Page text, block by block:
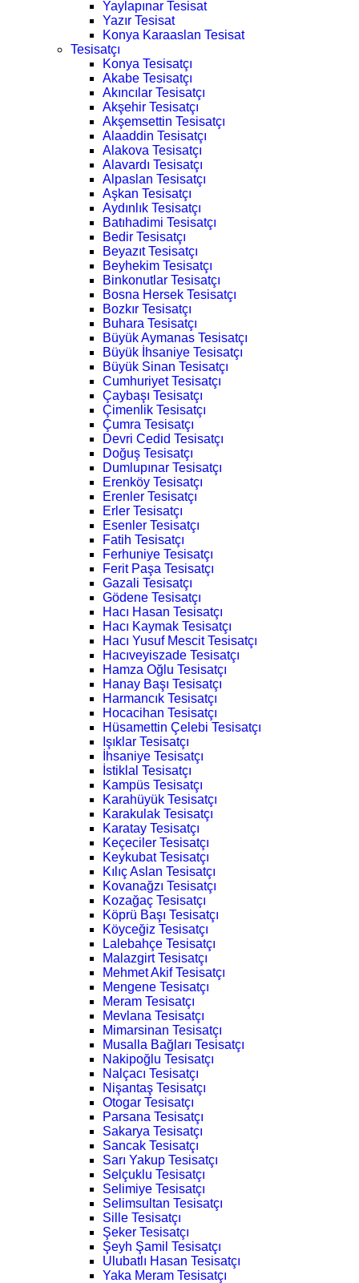
Yaylapınar Tesisat
Yazır Tesisat
Konya Karaaslan Tesisat
Tesisatçı
Konya Tesisatçı
Akabe Tesisatçı
Akıncılar Tesisatçı
Akşehir Tesisatçı
Akşemsettin Tesisatçı
Alaaddin Tesisatçı
Alakova Tesisatçı
Alavardı Tesisatçı
Alpaslan Tesisatçı
Aşkan Tesisatçı
Aydınlık Tesisatçı
Batıhadimi Tesisatçı
Bedir Tesisatçı
Beyazıt Tesisatçı
Beyhekim Tesisatçı
Binkonutlar Tesisatçı
Bosna Hersek Tesisatçı
Bozkır Tesisatçı
Buhara Tesisatçı
Büyük Aymanas Tesisatçı
Büyük İhsaniye Tesisatçı
Büyük Sinan Tesisatçı
Cumhuriyet Tesisatçı
Çaybaşı Tesisatçı
Çimenlik Tesisatçı
Çumra Tesisatçı
Devri Cedid Tesisatçı
Doğuş Tesisatçı
Dumlupınar Tesisatçı
Erenköy Tesisatçı
Erenler Tesisatçı
Erler Tesisatçı
Esenler Tesisatçı
Fatih Tesisatçı
Ferhuniye Tesisatçı
Ferit Paşa Tesisatçı
Gazali Tesisatçı
Gödene Tesisatçı
Hacı Hasan Tesisatçı
Hacı Kaymak Tesisatçı
Hacı Yusuf Mescit Tesisatçı
Hacıveyiszade Tesisatçı
Hamza Oğlu Tesisatçı
Hanay Başı Tesisatçı
Harmancık Tesisatçı
Hocacihan Tesisatçı
Hüsamettin Çelebi Tesisatçı
Işıklar Tesisatçı
İhsaniye Tesisatçı
İstiklal Tesisatçı
Kampüs Tesisatçı
Karahüyük Tesisatçı
Karakulak Tesisatçı
Karatay Tesisatçı
Keçeciler Tesisatçı
Keykubat Tesisatçı
Kılıç Aslan Tesisatçı
Kovanağzı Tesisatçı
Kozağaç Tesisatçı
Köprü Başı Tesisatçı
Köyceğiz Tesisatçı
Lalebahçe Tesisatçı
Malazgirt Tesisatçı
Mehmet Akif Tesisatçı
Mengene Tesisatçı
Meram Tesisatçı
Mevlana Tesisatçı
Mimarsinan Tesisatçı
Musalla Bağları Tesisatçı
Nakipoğlu Tesisatçı
Nalçacı Tesisatçı
Nişantaş Tesisatçı
Otogar Tesisatçı
Parsana Tesisatçı
Sakarya Tesisatçı
Sancak Tesisatçı
Sarı Yakup Tesisatçı
Selçuklu Tesisatçı
Selimiye Tesisatçı
Selimsultan Tesisatçı
Sille Tesisatçı
Şeker Tesisatçı
Şeyh Şamil Tesisatçı
Ulubatlı Hasan Tesisatçı
Yaka Meram Tesisatçı